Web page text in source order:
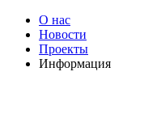
О нас
Новости
Проекты
Информация